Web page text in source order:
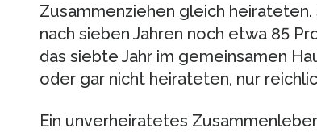
Zusammenziehen gleich
nach sieben Jahren noch etwa 85
das siebte Jahr im gemeinsamen
oder gar nicht heirateten, nur
Ein unverheiratetes